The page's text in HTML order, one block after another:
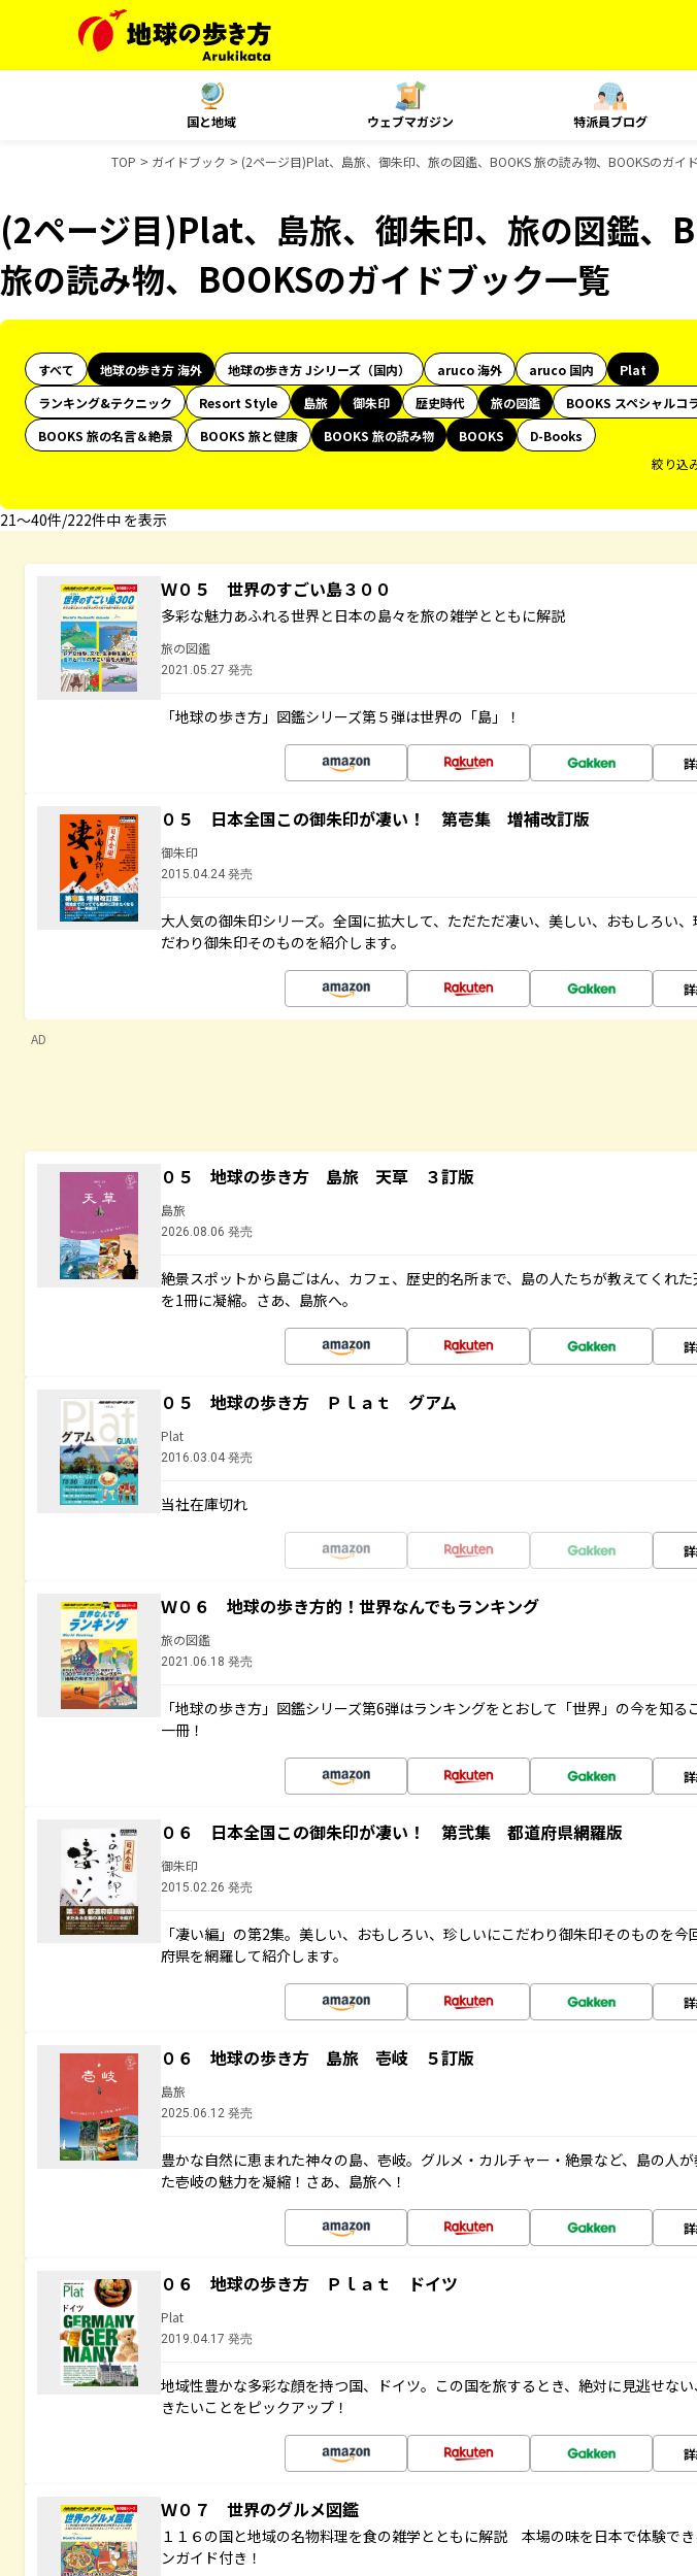
国と地域 ウェブマガジン 特派員ブログ
TOP ガイドブック (2ページ目)Plat、島旅、御朱印、旅の図鑑、BOOKS 旅の読み物、BOOKSのガイ
(2ページ目)Plat、島旅、御朱印、旅の図鑑、
旅の読み物、BOOKSのガイドブック一覧
すべて 地球の歩き方 海外 地球の歩き方 Jシリーズ（国内） aruco 海外 aruco 国内
Plat
ランキング&テクニック
Resort Style 島旅 御朱印 歴史時代 旅の図鑑
BOOKS スペシャルコ
BOOKS 旅の名言＆絶景
BOOKS 旅と健康 BOOKS 旅の読み物 BOOKS
D-Books
絞り込
21〜40件/222件中 を表示
Ｗ０５ 世界のすごい島３００
多彩な魅力あふれる世界と日本の島々を旅の雑学とともに解説
旅の図鑑
2021.05.27 発売
「地球の歩き方」図鑑シリーズ第５弾は世界の「島」！
０５ 日本全国この御朱印が凄い！ 第壱集 増補改訂版
御朱印
2015.04.24 発売
大人気の御朱印シリーズ。全国に拡大して、ただただ凄い、美しい、おもしろい、
だわり御朱印そのものを紹介します。
AD
０５ 地球の歩き方 島旅 天草 ３訂版
島旅
2026.08.06 発売
絶景スポットから島ごはん、カフェ、歴史的名所まで、島の人たちが教えてくれ
を1冊に凝縮。さあ、島旅へ。
０５ 地球の歩き方 Ｐｌａｔ グアム
Plat
2016.03.04 発売
当社在庫切れ
Ｗ０６ 地球の歩き方的！世界なんでもランキング
旅の図鑑
2021.06.18 発売
「地球の歩き方」図鑑シリーズ第6弾はランキングをとおして「世界」の今を知る
一冊！
０６ 日本全国この御朱印が凄い！ 第弐集 都道府県網羅版
御朱印
2015.02.26 発売
「凄い編」の第2集。美しい、おもしろい、珍しいにこだわり御朱印そのものを今
府県を網羅して紹介します。
０６ 地球の歩き方 島旅 壱岐 ５訂版
島旅
2025.06.12 発売
豊かな自然に恵まれた神々の島、壱岐。グルメ・カルチャー・絶景など、島の人
た壱岐の魅力を凝縮！さあ、島旅へ！
０６ 地球の歩き方 Ｐｌａｔ ドイツ
Plat
2019.04.17 発売
地域性豊かな多彩な顔を持つ国、ドイツ。この国を旅するとき、絶対に見逃せな
きたいことをピックアップ！
Ｗ０７ 世界のグルメ図鑑
１１６の国と地域の名物料理を食の雑学とともに解説 本場の味を日本で体験で
ンガイド付き！